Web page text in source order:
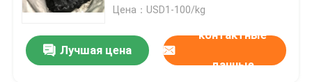
Цена：USD1-100/kg
Лучшая цена
контактные
данные